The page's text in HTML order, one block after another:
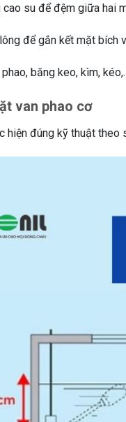
cao su để đệm giữa hai
để gắn kết mặt bích
băng keo, kìm,
van phao cơ
hiện đúng kỹ thuật